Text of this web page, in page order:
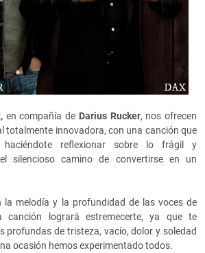
en compañía de Darius Rucker, nos ofrecen
totalmente innovadora, con una canción que
reflexionar sobre lo frágil y
silencioso camino de convertirse en un
la melodía y la profundidad de las voces de
canción logrará estremecerte, ya que te
profundas de tristeza, vacío, dolor y soledad
ocasión hemos experimentado todos.